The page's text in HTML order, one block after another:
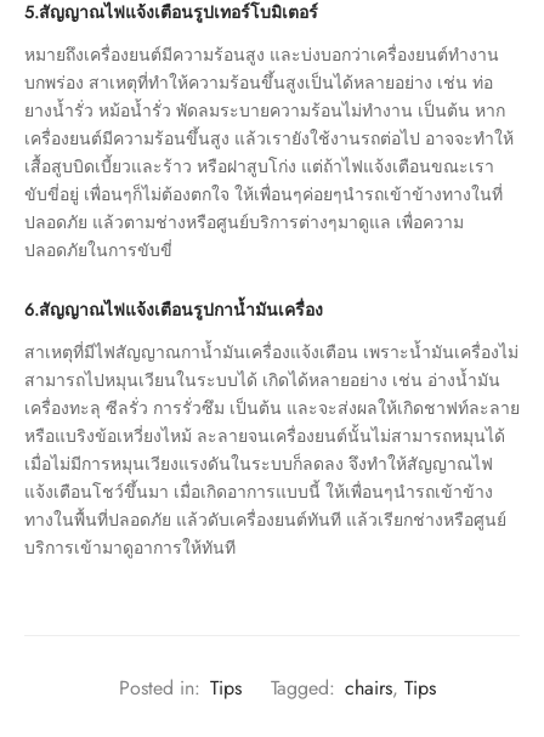
5.สัญญาณไฟแจ้งเตือนรูปเทอร์โบมิเตอร์
หมายถึงเครื่องยนต์มีความร้อนสูง และบ่งบอกว่าเครื่องยนต์ทำงาน
บกพร่อง สาเหตุที่ทำให้ความร้อนขึ้นสูงเป็นได้หลายอย่าง เช่น ท่อ
ยางน้ำรั่ว หม้อน้ำรั่ว พัดลมระบายความร้อนไม่ทำงาน เป็นต้น หาก
เครื่องยนต์มีความร้อนขึ้นสูง แล้วเรายังใช้งานรถต่อไป อาจจะทำให้
เสื้อสูบบิดเบี้ยวและร้าว หรือฝาสูบโก่ง แต่ถ้าไฟแจ้งเตือนขณะเรา
ขับขี่อยู่ เพื่อนๆก็ไม่ต้องตกใจ ให้เพื่อนๆค่อยๆนำรถเข้าข้างทางในที่
ปลอดภัย แล้วตามช่างหรือศูนย์บริการต่างๆมาดูแล เพื่อความ
ปลอดภัยในการขับขี่
6.สัญญาณไฟแจ้งเตือนรูปกาน้ำมันเครื่อง
สาเหตุที่มีไฟสัญญาณกาน้ำมันเครื่องแจ้งเตือน เพราะน้ำมันเครื่องไม่
สามารถไปหมุนเวียนในระบบได้ เกิดได้หลายอย่าง เช่น อ่างน้ำมัน
เครื่องทะลุ ซีลรั่ว การรั่วซึม เป็นต้น และจะส่งผลให้เกิดชาฟท์ละลาย
หรือแบริงข้อเหวี่ยงไหม้ ละลายจนเครื่องยนต์นั้นไม่สามารถหมุนได้
เมื่อไม่มีการหมุนเวียงแรงดันในระบบก็ลดลง จึงทำให้สัญญาณไฟ
แจ้งเตือนโชว์ขึ้นมา เมื่อเกิดอาการแบบนี้ ให้เพื่อนๆนำรถเข้าข้าง
ทางในพื้นที่ปลอดภัย แล้วดับเครื่องยนต์ทันที แล้วเรียกช่างหรือศูนย์
บริการเข้ามาดูอาการให้ทันที
Posted in: Tips Tagged: chairs, Tips